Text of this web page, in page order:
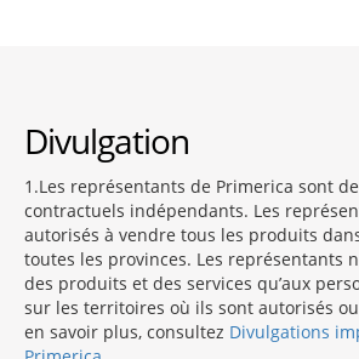
Divulgation
1 Les représentants de Primerica sont
contractuels indépendants. Les
autorisés à vendre tous les produits
toutes les provinces. Les représentants
des produits et des services qu’aux
sur les territoires où ils sont autorisés
en savoir plus, consultez Divulgations